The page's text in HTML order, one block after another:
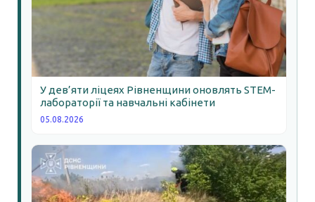
У дев’яти ліцеях Рівненщини оновлять STEM-
лабораторії та навчальні кабінети
05.08.2026